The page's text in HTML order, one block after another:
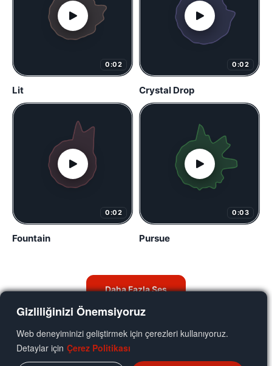
Gizliliğinizi Önemsiyoruz
Web deneyiminizi geliştirmek için çerezleri kullanıyoruz.
Detaylar için Çerez Politikası
0:02
Lit
0:02
Crystal Drop
0:02
Fountain
0:03
Pursue
Daha Fazla Ses